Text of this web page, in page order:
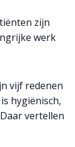
zijn
werk
vijf redenen
hygiënisch,
vertellen